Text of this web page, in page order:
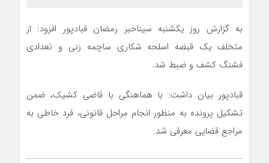
به گزارش روز یکشنبه سیناخبر رمضان قبادپور افزود: از
متخلف یک قبضه اسلحه شکاری ساچمه زنی و تعدادی
فشنگ کشف و ضبط شد.
قبادپور بیان داشت: با هماهنگی با قاضی کشیک، ضمن
تشکیل پرونده به منظور انجام مراحل قانونی، فرد خاطی به
مراجع قضایی معرفی شد.